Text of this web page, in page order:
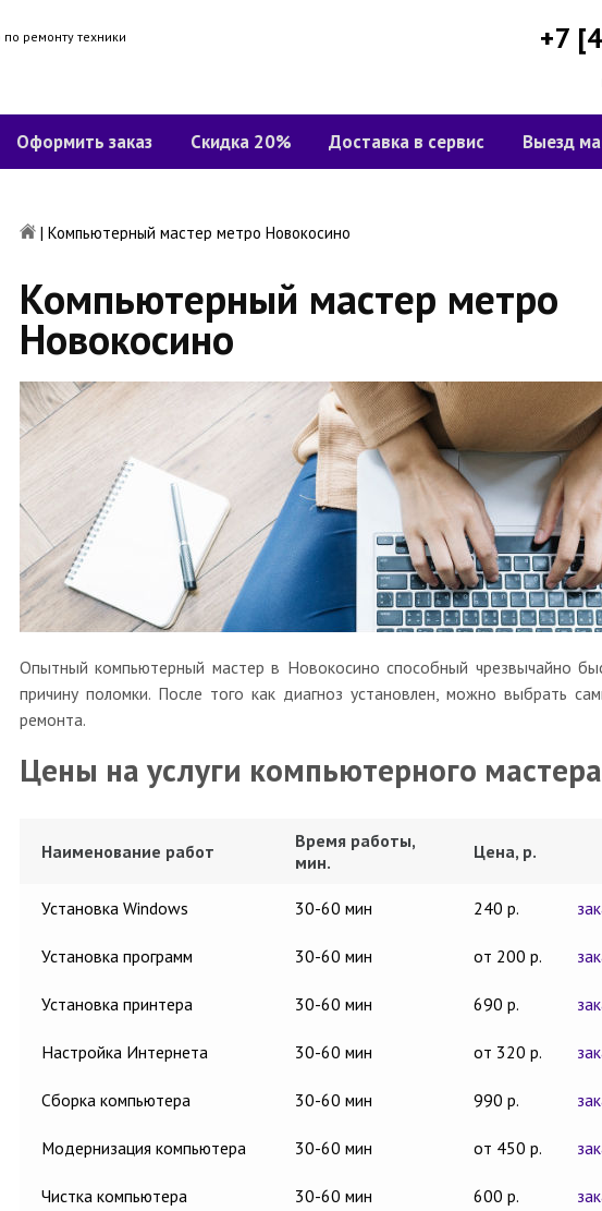
ремонту техники
+7
Оформить заказ Скидка 20% Доставка в сервис Выезд
| Компьютерный мастер метро Новокосино
Компьютерный мастер метро
Новокосино
Опытный компьютерный мастер в Новокосино способный чрезвычайно
причину поломки. После того как диагноз установлен, можно выбрать
ремонта.
Цены на услуги компьютерного мастера
Наименование работ
Время работы,
мин.
Цена, р.
Установка Windows 30-60 мин 240 р.
Установка программ 30-60 мин от 200 р.
Установка принтера 30-60 мин 690 р.
Настройка Интернета 30-60 мин от 320 р.
Сборка компьютера 30-60 мин 990 р.
Модернизация компьютера 30-60 мин от 450 р.
Чистка компьютера 30-60 мин 600 р.